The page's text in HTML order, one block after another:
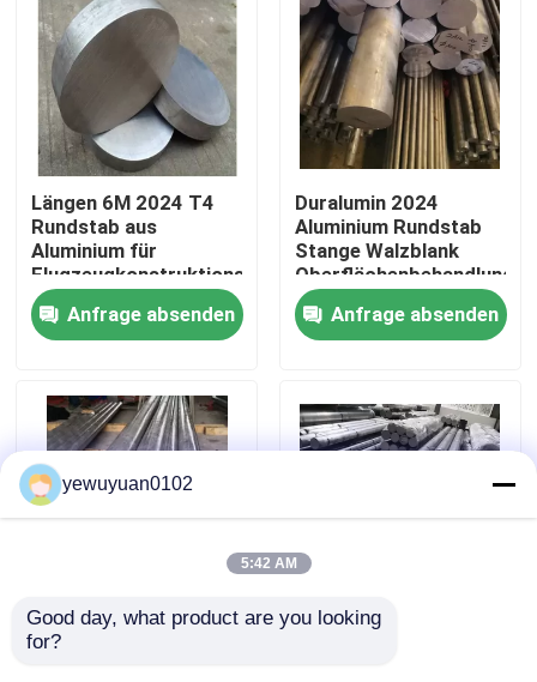
Produkte
Videos
VR Show
Über uns
Qualitätskontrolle
Treten Sie mit uns in Verbindung
Längen 6M 2024 T4
Rundstab aus
Aluminium für
Flugzeugkonstruktionsbauteile
Anfrage absenden
Duralumin 2024
Aluminium Rundstab
Stange Walzblank
Oberflächenbehandlung
Außendurchmesser
100mmAnfrage absenden
Industrie 2024
Aluminiumlegierung
6061 T6 Massiver
yewuyuan0102
5:42 AM
Good day, what product are you looking
for?